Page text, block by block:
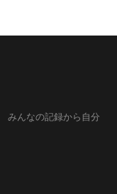
みんなの記録から自分